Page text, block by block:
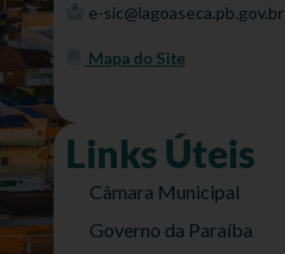
e-sic@lagoaseca.pb.gov.br
Mapa do Site
Links Úteis
Câmara Municipal
Governo da Paraíba